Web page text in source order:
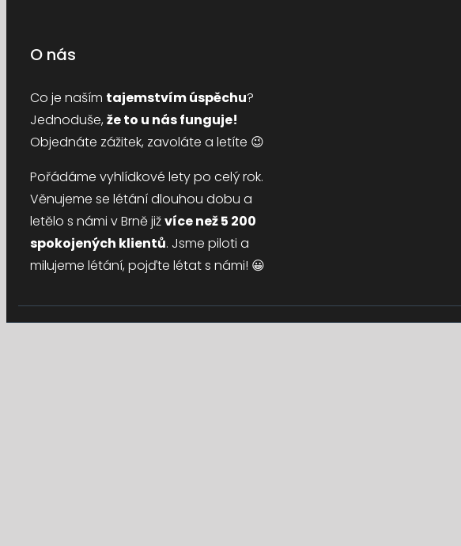
O nás
Co je naším tajemstvím úspěchu?
Jednoduše, že to u nás funguje!
Objednáte zážitek, zavoláte a letíte 😉
Pořádáme vyhlídkové lety po celý rok.
Věnujeme se létání dlouhou dobu a
letělo s námi v Brně jižvíce než 5 200
spokojených klientů. Jsme piloti a
milujeme létání, pojďte létat s námi! 😀